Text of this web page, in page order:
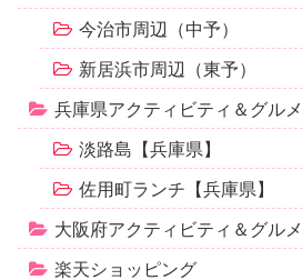
今治市周辺（中予）
新居浜市周辺（東予）
兵庫県アクティビティ＆グルメ
淡路島【兵庫県】
佐用町ランチ【兵庫県】
大阪府アクティビティ＆グルメ
楽天ショッピング